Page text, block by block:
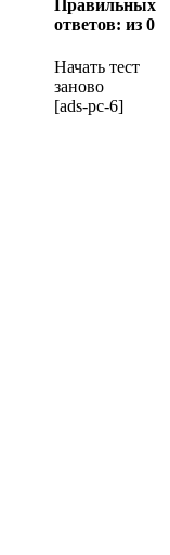
Правильных
ответов: из 0
Начать тест
заново
[ads-pc-6]